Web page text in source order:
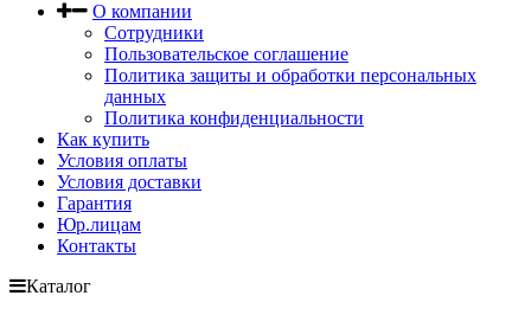
О компании
Сотрудники
Пользовательское соглашение
Политика защиты и обработки персональных
данных
Политика конфиденциальности
Как купить
Условия оплаты
Условия доставки
Гарантия
Юр.лицам
Контакты
Каталог